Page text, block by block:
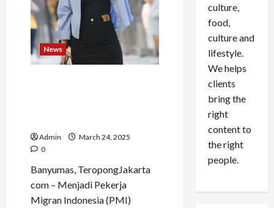
News
Admin
March 24, 2025
0
Banyumas, TeropongJakarta
com – Menjadi Pekerja
Migran Indonesia (PMI)
culture,
food,
culture and
lifestyle.
We helps
clients
bring the
right
content to
the right
people.